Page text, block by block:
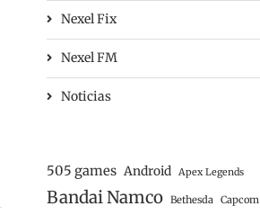
Nexel Fix
Nexel FM
Noticias
505 games Android Apex Legends
Bandai Namco Bethesda Capcom